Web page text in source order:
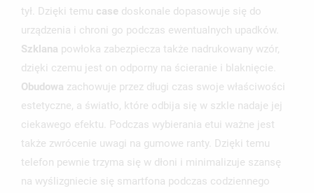
tył. Dzięki temu case doskonale dopasowuje się do
urządzenia i chroni go podczas ewentualnych upadków.
Szklana powłoka zabezpiecza także nadrukowany wzór,
dzięki czemu jest on odporny na ścieranie i blaknięcie.
Obudowa zachowuje przez długi czas swoje właściwości
estetyczne, a światło, które odbija się w szkle nadaje jej
ciekawego efektu. Podczas wybierania etui ważne jest
także zwrócenie uwagi na gumowe ranty. Dzięki temu
telefon pewnie trzyma się w dłoni i minimalizuje szansę
na wyślizgniecie się smartfona podczas codziennego